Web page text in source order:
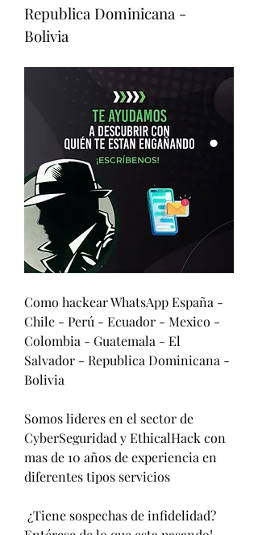
Republica Dominicana -
Bolivia
Como hackear WhatsApp España -
Chile - Perú - Ecuador - Mexico -
Colombia - Guatemala - El
Salvador - Republica Dominicana -
Bolivia
Somos lideres en el sector de
CyberSeguridad y EthicalHack con
mas de 10 años de experiencia en